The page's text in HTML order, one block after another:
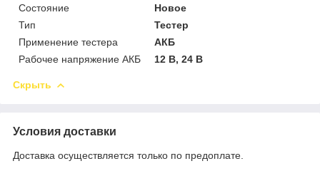
Состояние
Новое
Тип
Тестер
Применение тестера
АКБ
Рабочее напряжение АКБ
12 В, 24 В
Скрыть
Условия доставки
Доставка осуществляется только по предоплате.